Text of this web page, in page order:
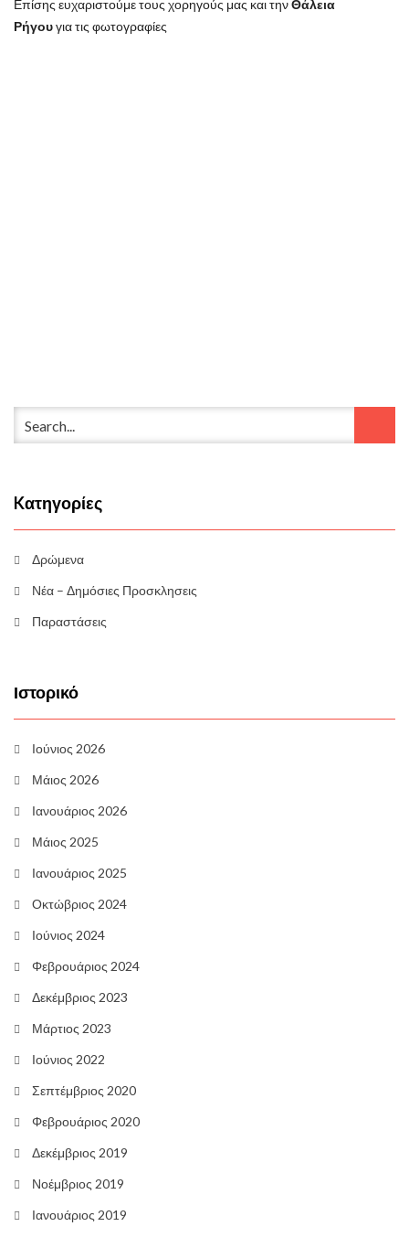
Επίσης ευχαριστούμε τους χορηγούς μας και τηνΘάλεια
Ρήγουγια τις φωτογραφίες
Kατηγορίες
Δρώμενα
Νέα – Δημόσιες Προσκλησεις
Παραστάσεις
Ιστορικό
Ιούνιος 2026
Μάιος 2026
Ιανουάριος 2026
Μάιος 2025
Ιανουάριος 2025
Οκτώβριος 2024
Ιούνιος 2024
Φεβρουάριος 2024
Δεκέμβριος 2023
Μάρτιος 2023
Ιούνιος 2022
Σεπτέμβριος 2020
Φεβρουάριος 2020
Δεκέμβριος 2019
Νοέμβριος 2019
Ιανουάριος 2019